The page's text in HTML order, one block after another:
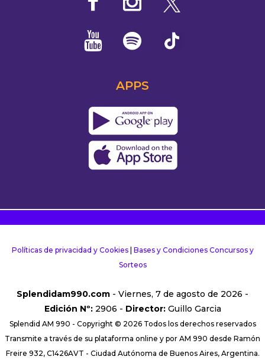
APPS
Políticas de privacidad y Cookies| Bases y Condiciones Concursos y
Sorteos
Splendidam990.com - Viernes, 7 de agosto de 2026 -
Edición Nº:2906 - Director:Guillo Garcia
Splendid AM 990 - Copyright © 2026 Todos los derechos reservados
Transmite a través de su plataforma online y por AM 990 desde Ramón
Freire 932, C1426AVT - Ciudad Autónoma de Buenos Aires, Argentina.